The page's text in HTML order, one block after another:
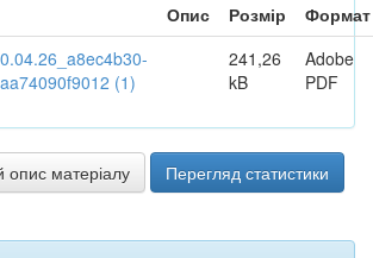
Опис Розмір
Формат
(1)
241,26
kB
Adobe
PDF
опис матеріалу Перегляд статистики